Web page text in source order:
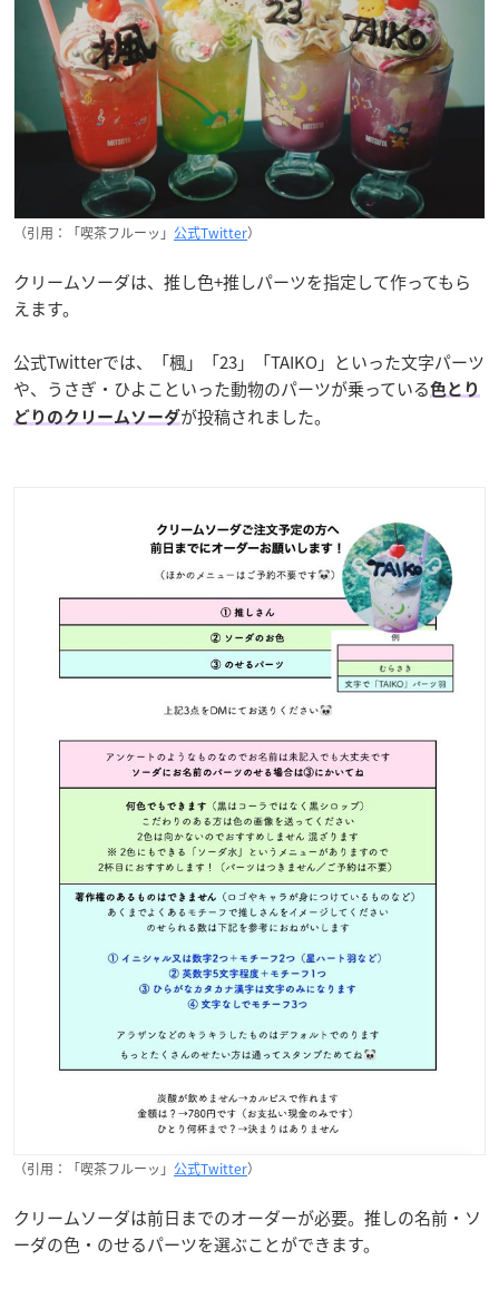
（引用：「喫茶フルーッ」 公式Twitter）
クリームソーダは、推し色+推しパーツを指定して作ってもら
えます。
公式Twitterでは、「楓」「23」「TAIKO」といった文字パーツ
や、うさぎ・ひよこといった動物のパーツが乗っている色とり
どりのクリームソーダが投稿されました。
（引用：「喫茶フルーッ」 公式Twitter）
クリームソーダは前日までのオーダーが必要。推しの名前・ソ
ーダの色・のせるパーツを選ぶことができます。